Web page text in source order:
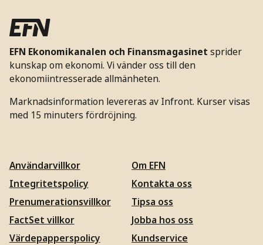
EFN Ekonomikanalen och Finansmagasinet sprider
kunskap om ekonomi. Vi vänder oss till den
ekonomiintresserade allmänheten.
Marknadsinformation levereras av Infront. Kurser visas
med 15 minuters fördröjning.
Användarvillkor
Integritetspolicy
Prenumerationsvillkor
FactSet villkor
Värdepapperspolicy
Om EFN
Kontakta oss
Tipsa oss
Jobba hos oss
Kundservice